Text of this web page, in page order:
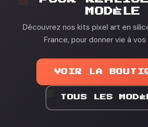
MODÈLE
Découvrez nos kits pixel art en
France, pour donner vie à
VOIR LA
TOUS LES